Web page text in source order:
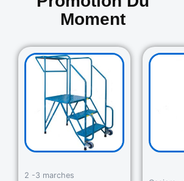
Moment
2 -3 marches
Original
price
was:
729.00$.
Current
price